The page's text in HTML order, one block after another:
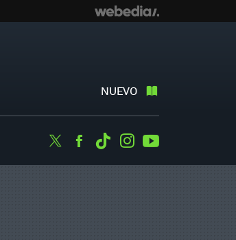
NUEVO
TwitterFacebook
TiktokInstagram